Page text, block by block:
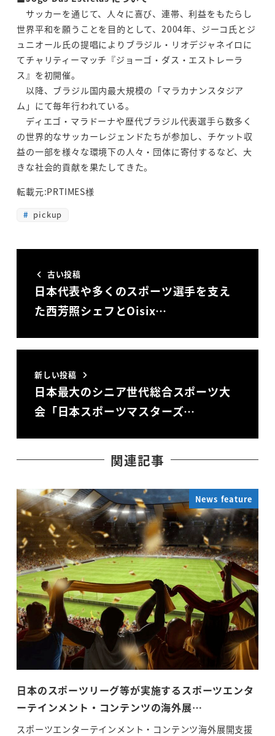
サッカーを通じて、人々に喜び、連帯、利益をもたらし
世界平和を願うことを目的として、2004年、ジーコ氏とジ
ュニオール氏の提唱によりブラジル・リオデジャネイロに
てチャリティーマッチ『ジョーゴ・ダス・エストレーラ
ス』を初開催。
以降、ブラジル国内最大規模の「マラカナンスタジア
ム」にて毎年行われている。
ディエゴ・マラドーナや歴代ブラジル代表選手ら数多く
の世界的なサッカーレジェンドたちが参加し、チケット収
益の一部を様々な環境下の人々・団体に寄付するなど、大
きな社会的貢献を果たしてきた。
転載元:PRTIMES様
pickup
古い投稿
日本代表や多くのスポーツ選手を支え
た西芳照シェフとOisix…
新しい投稿
日本最大のシニア世代総合スポーツ大
会「日本スポーツマスターズ…
関連記事
News feature
日本のスポーツリーグ等が実施するスポーツエンタ
ーテインメント・コンテンツの海外展…
スポーツエンターテインメント・コンテンツ海外展開支援